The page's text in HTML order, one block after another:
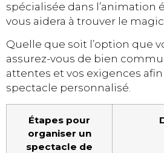
spécialisée dans l’animation
vous aidera à trouver le
Quelle que soit l’option que
assurez-vous de bien
attentes et vos exigences
spectacle personnalisé.
Étapes pour
organiser un
spectacle de